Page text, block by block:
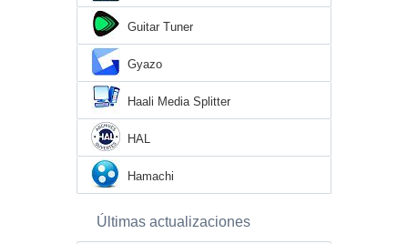
Guitar Tuner
Gyazo
Haali Media Splitter
HAL
Hamachi
Últimas actualizaciones